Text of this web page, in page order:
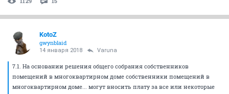
KotoZ
gwynblaid
14 января 2018 Varuna
7.1. На основании решения общего собрания собственников
помещений в многоквартирном доме собственники помещений в
многоквартирном доме... могут вносить плату за все или некоторые